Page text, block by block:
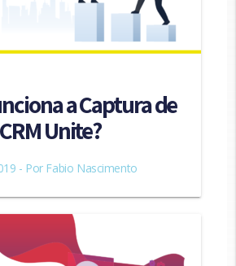
a Captura de
Unite?
- Por Fabio Nascimento